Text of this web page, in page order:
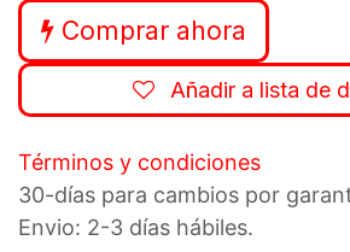
Comprar ahora
Añadir a lista de
Términos y condiciones
30-días para cambios por
Envio: 2-3 días hábiles.